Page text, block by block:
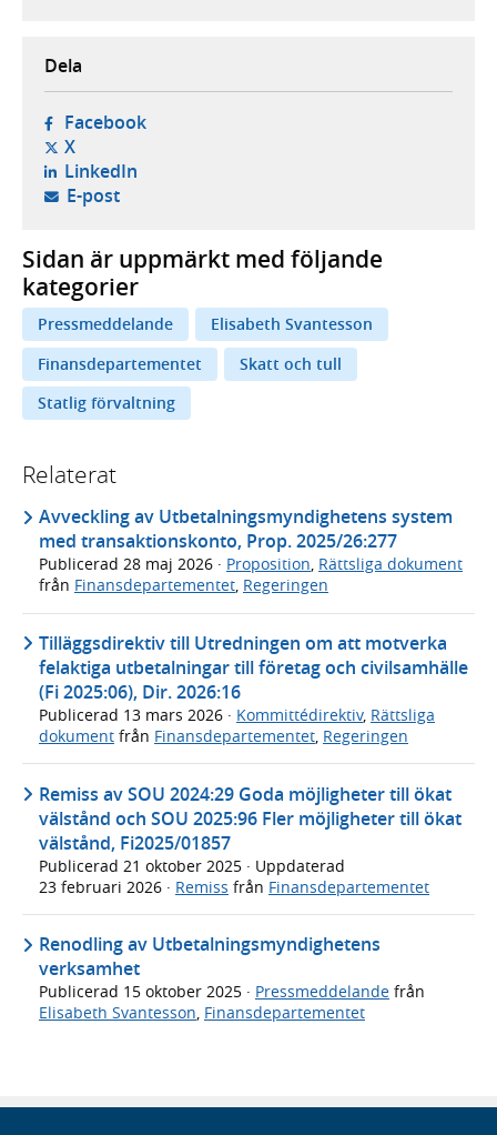
Dela
Facebook- öppnas i ny flik, extern webbplats,
X- öppnas i ny flik, extern webbplats,
LinkedIn- öppnas i ny flik, extern webbplats,
E-post- öppnar din e-postklient,
Sidan är uppmärkt med följande
kategorier
Pressmeddelande
Elisabeth Svantesson
Finansdepartementet
Skatt och tull
Statlig förvaltning
Relaterat
Avveckling av Utbetalningsmyndighetens system
med transaktionskonto, Prop. 2025/26:277
Publicerad 28 maj 2026 · Proposition, Rättsliga dokument
från Finansdepartementet, Regeringen
Tilläggsdirektiv till Utredningen om att motverka
felaktiga utbetalningar till företag och civilsamhälle
(Fi 2025:06), Dir. 2026:16
Publicerad 13 mars 2026 · Kommittédirektiv, Rättsliga
dokument från Finansdepartementet, Regeringen
Remiss av SOU 2024:29 Goda möjligheter till ökat
välstånd och SOU 2025:96 Fler möjligheter till ökat
välstånd, Fi2025/01857
Publicerad 21 oktober 2025 · Uppdaterad
23 februari 2026 · Remiss från Finansdepartementet
Renodling av Utbetalningsmyndighetens
verksamhet
Publicerad 15 oktober 2025 · Pressmeddelande från
Elisabeth Svantesson, Finansdepartementet